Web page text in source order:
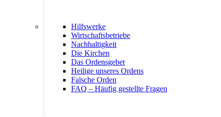
Hilfswerke
Wirtschaftsbetriebe
Nachhaltigkeit
Die Kirchen
Das Ordensgebet
Heilige unseres Ordens
Falsche Orden
FAQ – Häufig gestellte Fragen